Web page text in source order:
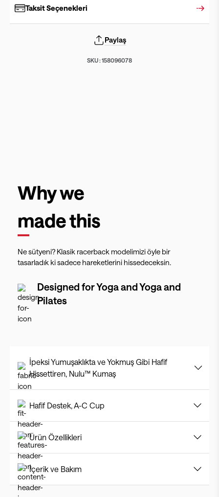
Taksit Seçenekleri
Paylaş
SKU :158096078
Why we
made this
Ne sütyeni? Klasik racerback modelimizi öyle bir
tasarladık ki sadece hareketlerini hissedeceksin.
Designed forYoga and Yoga and
Pilates
İpeksi Yumuşaklıkta ve Yokmuş Gibi Hafif
Hissettiren, Nulu™ Kumaş
Hafif Destek, A-C Cup
Ürün Özellikleri
İçerik ve Bakım